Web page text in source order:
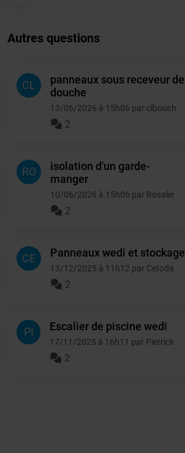
Autres questions
CL
panneaux sous receveur de
douche
13/06/2026 à 15h06 par clbouch
2
RO
isolation d'un garde-
manger
10/06/2026 à 15h06 par Rosalie
2
CE Panneaux wedi et stockage
13/12/2025 à 11h12 par Cetoda
2
PI Escalier de piscine wedi
17/11/2025 à 16h11 par Pierrick
2